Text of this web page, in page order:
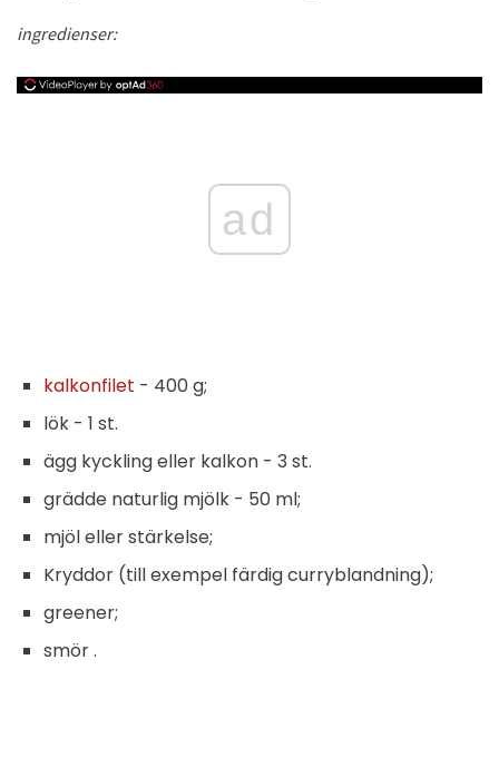
ingredienser:
ad
kalkonfilet - 400 g;
lök - 1 st.
ägg kyckling eller kalkon - 3 st.
grädde naturlig mjölk - 50 ml;
mjöl eller stärkelse;
Kryddor (till exempel färdig curryblandning);
greener;
smör .